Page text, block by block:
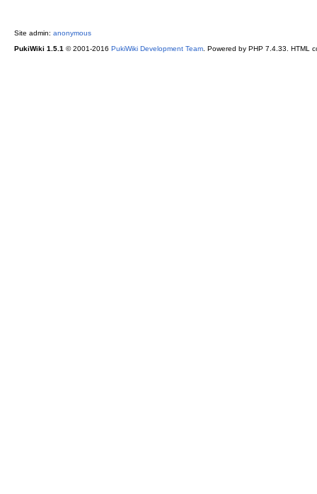
Site admin: anonymous
PukiWiki 1.5.1 © 2001-2016 PukiWiki Development Team. Powered by PHP 7.4.33. HTML